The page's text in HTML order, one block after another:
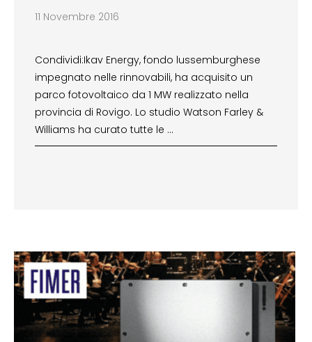
11 Novembre 2016
Condividi:Ikav Energy, fondo lussemburghese
impegnato nelle rinnovabili, ha acquisito un
parco fotovoltaico da 1 MW realizzato nella
provincia di Rovigo. Lo studio Watson Farley &
Williams ha curato tutte le …